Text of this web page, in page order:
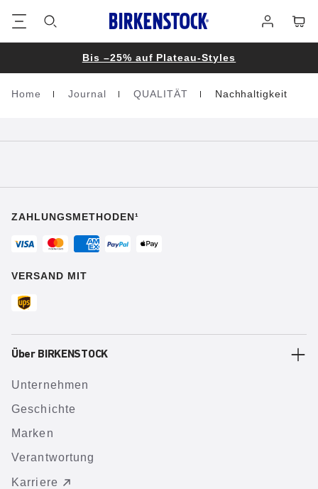
Bis –25% auf Plateau-Styles
Homepage
Home Journal QUALITÄT Nachhaltigkeit
ZAHLUNGSMETHODEN¹
VERSAND MIT
Über BIRKENSTOCK
Unternehmen
Geschichte
Marken
Verantwortung
Karriere